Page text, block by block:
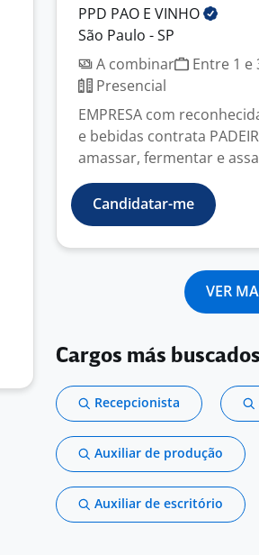
PPD PAO E VINHO
São Paulo - SP
A combinar
Entre 1 e
Presencial
EMPRESA com
e bebidas contrata
amassar, fermentar e
Candidatar-me
VER
Cargos más buscados
Recepcionista
Auxiliar de produção
Auxiliar de escritório